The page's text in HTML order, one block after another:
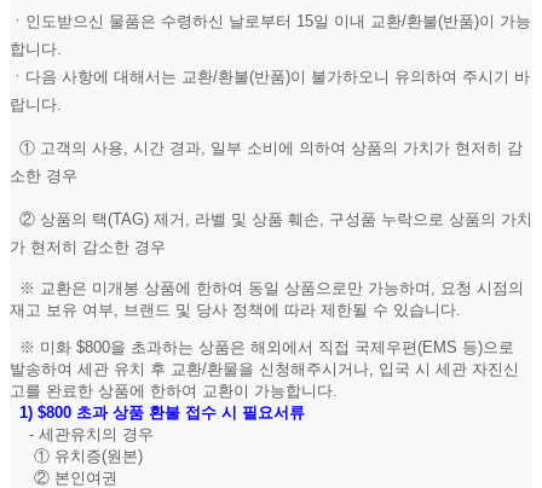
ㆍ인도받으신 물품은 수령하신 날로부터 15일 이내 교환/환불(반품)이 가능
합니다.
ㆍ다음 사항에 대해서는 교환/환불(반품)이 불가하오니 유의하여 주시기 바
랍니다.
① 고객의 사용, 시간 경과, 일부 소비에 의하여 상품의 가치가 현저히 감
소한 경우
② 상품의 택(TAG) 제거, 라벨 및 상품 훼손, 구성품 누락으로 상품의 가치
가 현저히 감소한 경우
※ 교환은 미개봉 상품에 한하여 동일 상품으로만 가능하며, 요청 시점의
재고 보유 여부, 브랜드 및 당사 정책에 따라 제한될 수 있습니다.
※ 미화 $800을 초과하는 상품은 해외에서 직접 국제우편(EMS 등)으로
발송하여 세관 유치 후 교환/환물을 신청해주시거나, 입국 시 세관 자진신
고를 완료한 상품에 한하여 교환이 가능합니다.
1) $800 초과 상품 환불 접수 시 필요서류
- 세관유치의 경우
① 유치증(원본)
② 본인여권